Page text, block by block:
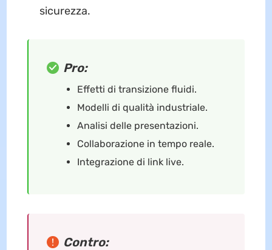
sicurezza.
Pro:
Effetti di transizione fluidi.
Modelli di qualità industriale.
Analisi delle presentazioni.
Collaborazione in tempo reale.
Integrazione di link live.
Contro: